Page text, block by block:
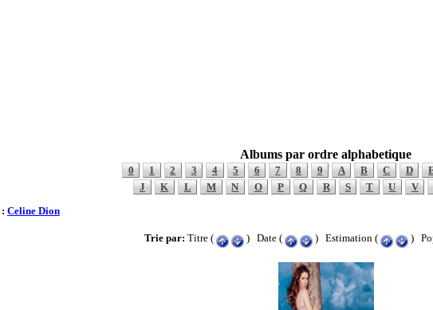
Albums par ordre alphabetique
0 1 2 3 4 5 6 7 8 9 A B C D
J
K L M N O P Q R S T U V
: Celine Dion
Trie par: Titre ( ) Date ( ) Estimation ( )